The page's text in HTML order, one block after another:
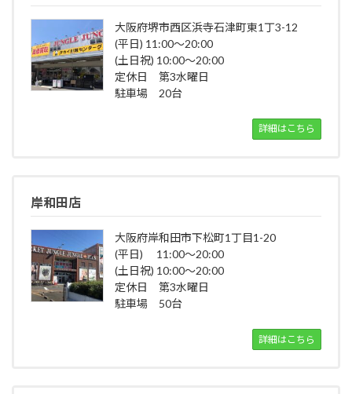
大阪府堺市西区浜寺石津町東1丁3-12
(平日) 11:00～20:00
(土日祝) 10:00～20:00
定休日 第3水曜日
駐車場 20台
詳細はこちら
岸和田店
大阪府岸和田市下松町1丁目1-20
(平日) 11:00～20:00
(土日祝) 10:00～20:00
定休日 第3水曜日
駐車場 50台
詳細はこちら